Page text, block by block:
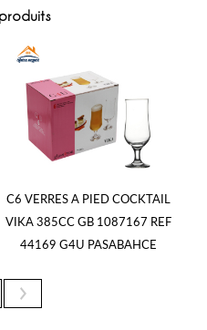
C6 VERRES A PIED COCKTAIL
VIKA 385CC GB 1087167 REF
44169 G4U PASABAHCE